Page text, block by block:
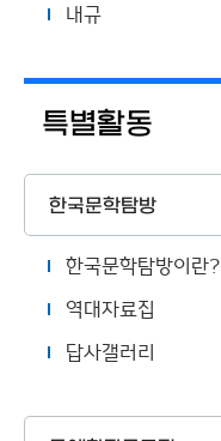
내규
특별활동
한국문학탐방
한국문학탐방이란?
역대자료집
답사갤러리